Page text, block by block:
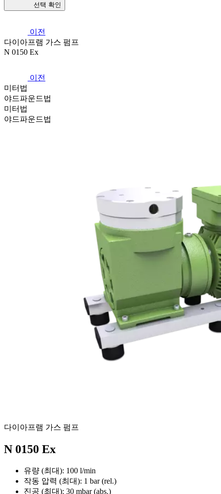
선택 확인
이전
다이아프램 가스 펌프
N 0150 Ex
이전
미터법
야드파운드법
미터법
야드파운드법
다이아프램 가스 펌프
N 0150 Ex
유량 (최대): 100 l/min
작동 압력 (최대): 1 bar (rel.)
진공 (최대): 30 mbar (abs.)